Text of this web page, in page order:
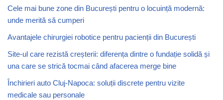
Cele mai bune zone din București pentru o locuință modernă:
unde merită să cumperi
Avantajele chirurgiei robotice pentru pacienții din București
Site-ul care rezistă creșterii: diferența dintre o fundație solidă și
una care se strică tocmai când afacerea merge bine
Închirieri auto Cluj-Napoca: soluții discrete pentru vizite
medicale sau personale